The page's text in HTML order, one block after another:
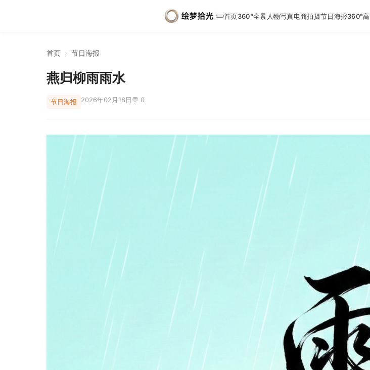
首页360°全景 人物写真电商拍摄节日海报360°
首页 › 节日海报
燕归柳雨雨水
节日海报 2026年02月18日💬 0